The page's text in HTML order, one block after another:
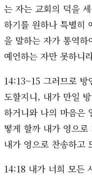
는 자는 교회의 덕을
하기를 원하나 특별히
을 말하는 자가 통역하
예언하는 자만 못하니
14:13~15 그러므로 방
도할지니, 내가 만일
하거니와 나의 마음은
떻게 할까 내가 영으
내가 영으로 찬송하고
14:18 내가 너희 모든